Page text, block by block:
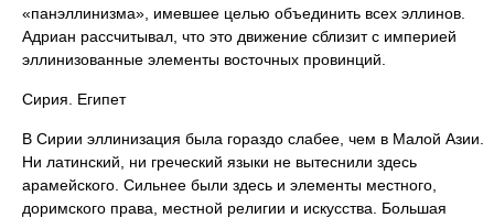
«панэллинизма», имевшее целью объединить всех эллинов.
Адриан рассчитывал, что это движение сблизит с империей
эллинизованные элементы восточных провинций.
Сирия. Египет
В Сирии эллинизация была гораздо слабее, чем в Малой Азии.
Ни латинский, ни греческий языки не вытеснили здесь
арамейского. Сильнее были здесь и элементы местного,
доримского права, местной религии и искусства. Большая